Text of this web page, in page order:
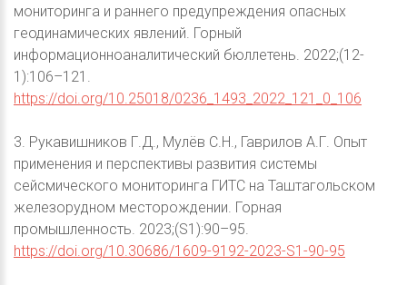
мониторинга и раннего предупреждения опасных
геодинамических явлений. Горный
информационноаналитический бюллетень. 2022;(12-
1):106–121.
https://doi.org/10.25018/0236_1493_2022_121_0_106
3. Рукавишников Г.Д., Мулёв С.Н., Гаврилов А.Г. Опыт
применения и перспективы развития системы
сейсмического мониторинга ГИТС на Таштагольском
железорудном месторождении. Горная
промышленность. 2023;(S1):90–95.
https://doi.org/10.30686/1609-9192-2023-S1-90-95